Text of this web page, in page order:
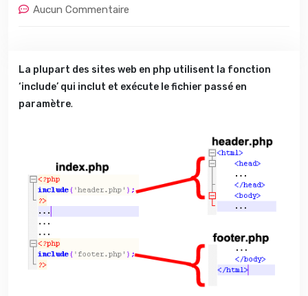
Aucun Commentaire
La plupart des sites web en php utilisent la fonction
‘include’ qui inclut et exécute le fichier passé en
paramètre.